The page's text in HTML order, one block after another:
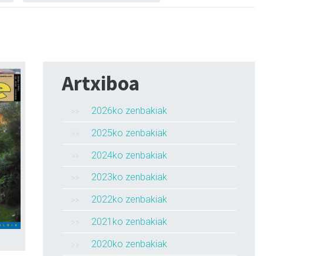
Artxiboa
2026ko zenbakiak
2025ko zenbakiak
2024ko zenbakiak
2023ko zenbakiak
2022ko zenbakiak
2021ko zenbakiak
2020ko zenbakiak